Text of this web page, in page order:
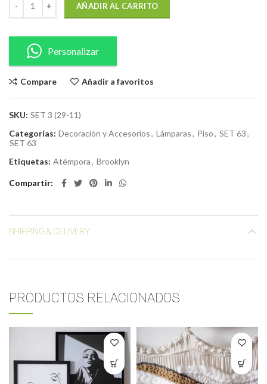
AÑADIR AL CARRITO
Personalizar
Compare Añadir a favoritos
SKU: SET 3 (29-11)
Categorías: Decoración y Accesorios, Lámparas, Piso, SET 63,
SET 63
Etiquetas: Atémpora, Brooklyn
Compartir
SHIPPING & DELIVERY
PRODUCTOS RELACIONADOS